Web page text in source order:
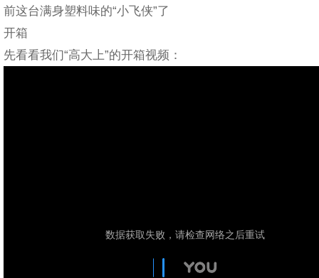
前这台满身塑料味的“小飞侠”了
开箱
先看看我们“高大上”的开箱视频：